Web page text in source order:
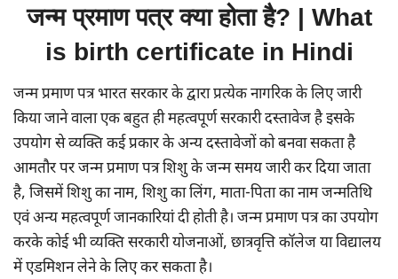
जन्म प्रमाण पत्र क्या होता है? | What
is birth certificate in Hindi
जन्म प्रमाण पत्र भारत सरकार के द्वारा प्रत्येक नागरिक के लिए जारी
किया जाने वाला एक बहुत ही महत्वपूर्ण सरकारी दस्तावेज है इसके
उपयोग से व्यक्ति कई प्रकार के अन्य दस्तावेजों को बनवा सकता है
आमतौर पर जन्म प्रमाण पत्र शिशु के जन्म समय जारी कर दिया जाता
है, जिसमें शिशु का नाम, शिशु का लिंग, माता-पिता का नाम जन्मतिथि
एवं अन्य महत्वपूर्ण जानकारियां दी होती है। जन्म प्रमाण पत्र का उपयोग
करके कोई भी व्यक्ति सरकारी योजनाओं, छात्रवृत्ति कॉलेज या विद्यालय
में एडमिशन लेने के लिए कर सकता है।